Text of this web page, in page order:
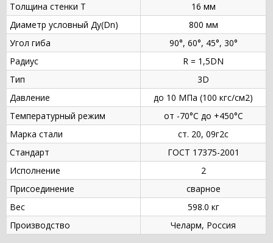
Толщина стенки Т
16 мм
Диаметр условный Ду(Dn)
800 мм
Угол гиба
90°, 60°, 45°, 30°
Радиус
R = 1,5DN
Тип
3D
Давление
до 10 МПа (100 кгс/см2)
Температурный режим
от -70°С до +450°С
Марка стали
ст. 20, 09г2с
Стандарт
ГОСТ 17375-2001
Исполнение
2
Присоединение
сварное
Вес
598.0 кг
Производство
Челарм, Россия